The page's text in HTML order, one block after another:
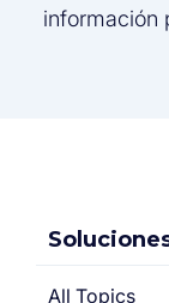
información
All Topics